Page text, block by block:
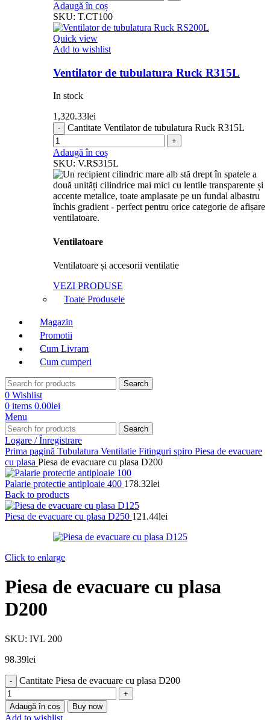
Adaugă în coș
SKU: T.CT100
Quick view
Add to wishlist
Ventilator de tubulatura Ruck R315L
In stock
1,320.33lei
Cantitate Ventilator de tubulatura Ruck R315L
Adaugă în coș
SKU: V.RS315L
Ventilatoare
Ventilatoare și accesorii ventilatie
VEZI PRODUSE
Toate Produsele
Magazin
Promotii
Cum Livram
Cum cumperi
Search
0 Wishlist
0 items 0.00lei
Menu
Search
Logare / Înregistrare
Prima pagină Tubulatura Ventilatie Fitinguri spiro Piesa de evacuare
cu plasa Piesa de evacuare cu plasa D200
Palarie protectie antiploaie 400 178.32lei
Back to products
Piesa de evacuare cu plasa D250 121.44lei
Click to enlarge
Piesa de evacuare cu plasa
D200
SKU: IVL 200
98.39lei
Cantitate Piesa de evacuare cu plasa D200
Adaugă în coș Buy now
Add to wishlist